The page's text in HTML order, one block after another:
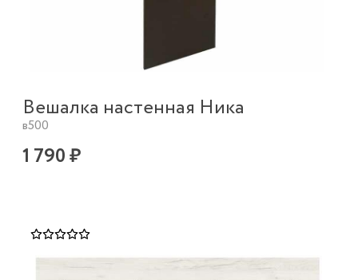
Вешалка настенная Ника
в500
1 790 ₽